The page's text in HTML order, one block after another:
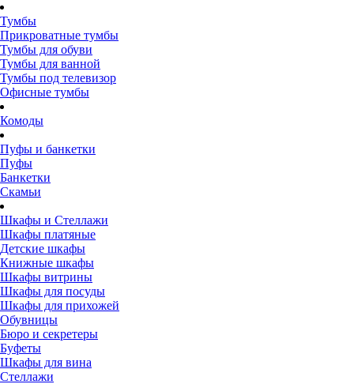
Тумбы
Прикроватные тумбы
Тумбы для обуви
Тумбы для ванной
Тумбы под телевизор
Офисные тумбы
Комоды
Пуфы и банкетки
Пуфы
Банкетки
Скамьи
Шкафы и Стеллажи
Шкафы платяные
Детские шкафы
Книжные шкафы
Шкафы витрины
Шкафы для посуды
Шкафы для прихожей
Обувницы
Бюро и секретеры
Буфеты
Шкафы для вина
Стеллажи